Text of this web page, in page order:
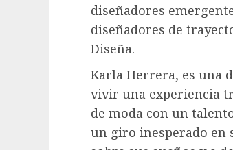
diseñadores
diseñadores de
Diseña.
Karla Herrera, es una
vivir una experiencia
de moda con un
un giro inesperado en